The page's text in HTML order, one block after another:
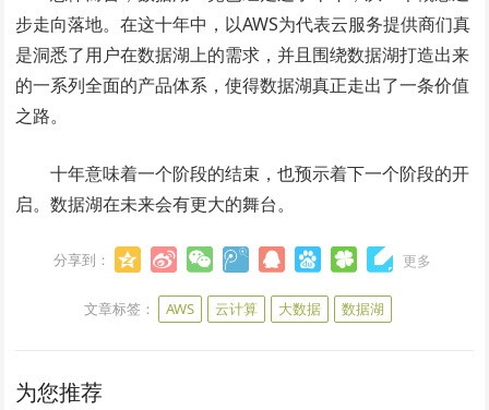
步走向落地。在这十年中，以AWS为代表云服务提供商们真
是洞悉了用户在数据湖上的需求，并且围绕数据湖打造出来
的一系列全面的产品体系，使得数据湖真正走出了一条价值
之路。
十年意味着一个阶段的结束，也预示着下一个阶段的开
启。数据湖在未来会有更大的舞台。
分享到： 更多
文章标签： AWS 云计算 大数据 数据湖
为您推荐